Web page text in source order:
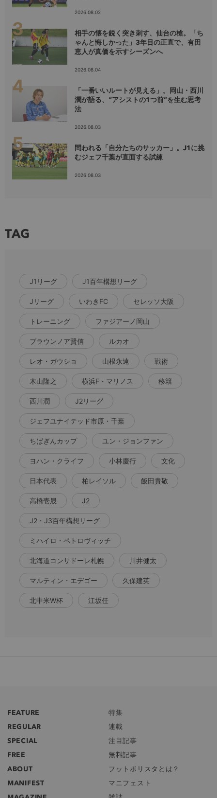
2026.08.02
相手の懐を鋭く突き刺す、仙台の槍。「ち
ゃんと悔しかった」3年目の正直で、有田
恵人が真価を示すシーズンへ
2026.08.04
「一番いいルートが見える」。岡山・西川
潤が語る、“アシストの1つ前”を生む思考
法
2026.08.03
問われる「自分たちのサッカー」。J1に挑
むジェフ千葉が直面する試練
2026.08.03
TAG
J1リーグ J1百年構想リーグ
Jリーグ いわきFC セレッソ大阪
トレーニング ファジアーノ岡山
ブラウンノア賢信 ルカオ
レオ・ガウショ 山根永遠 戦術
木山隆之 横浜F・マリノス 移籍
西川潤 J2リーグ
ジェフユナイテッド市原・千葉
ちばぎんカップ ユン・ジョンファン
ヨハン・クライフ 小林慶行 文化
日本代表 柏レイソル 飯田貴敬
高橋壱晟 J2
J2・J3百年構想リーグ
ミハイロ・ペトロヴィッチ
北海道コンサドーレ札幌 川井健太
マルティン・エデゴー 久保建英
北中米W杯 江坂任
FEATURE
特集
REGULAR
連載
SPECIAL
注目記事
FREE
無料記事
ABOUT
フットボリスタとは？
MANIFEST
マニフェスト